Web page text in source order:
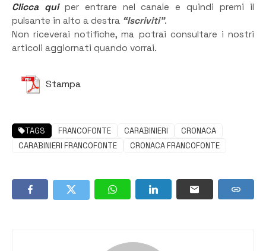
Clicca quiper entrare nel canale e quindi premi il
pulsante in alto a destra “Iscriviti”.
Non riceverai notifiche, ma potrai consultare i nostri
articoli aggiornati quando vorrai.
Stampa
TAGS FRANCOFONTE CARABINIERI
CRONACA
CARABINIERI FRANCOFONTE
CRONACA FRANCOFONTE